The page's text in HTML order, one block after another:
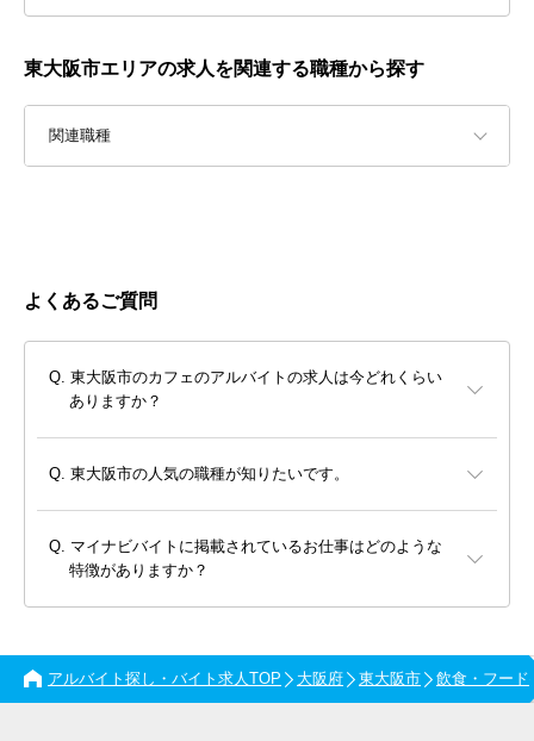
東大阪市エリアの求人を関連する職種から探す
関連職種
よくあるご質問
東大阪市のカフェのアルバイトの求人は今どれくらい
ありますか？
東大阪市の人気の職種が知りたいです。
マイナビバイトに掲載されているお仕事はどのような
特徴がありますか？
アルバイト探し・バイト求人TOP 大阪府 東大阪市 飲食・フード